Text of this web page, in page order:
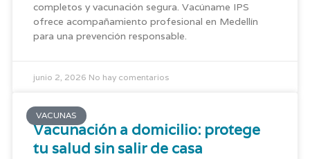
completos y vacunación segura. Vacúname IPS
ofrece acompañamiento profesional en Medellín
para una prevención responsable.
junio 2, 2026 No hay comentarios
VACUNAS
Vacunación a domicilio: protege
tu salud sin salir de casa